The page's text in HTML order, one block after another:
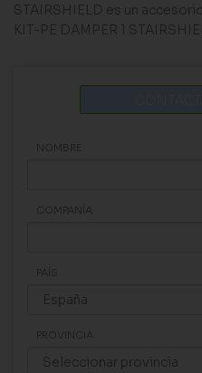
STAIRSHIELD es un
KIT-PE DAMPER 1
NOMBRE
COMPANÍA
PAÍS
PROVINCIA